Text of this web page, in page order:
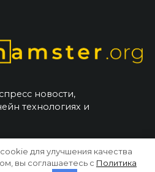
новости,
технологиях и
для улучшения качества
вы соглашаетесь с Политика